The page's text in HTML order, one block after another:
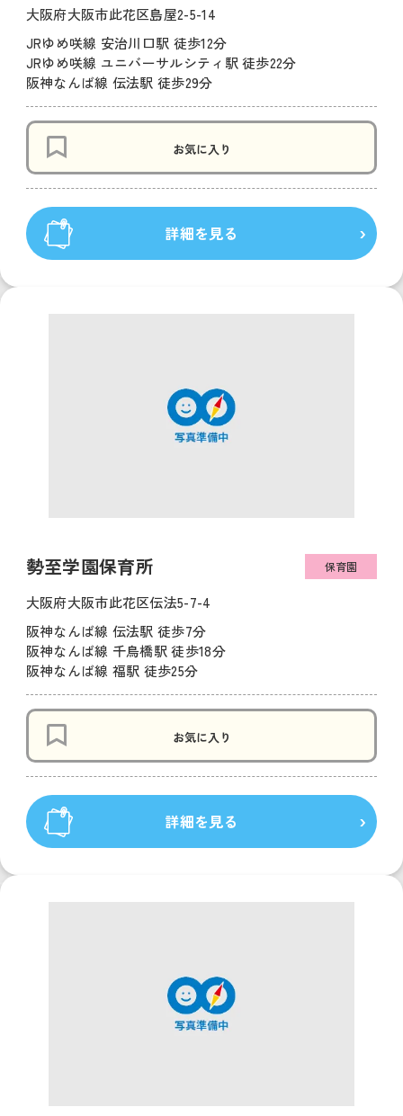
大阪府大阪市此花区島屋2-5-14
JRゆめ咲線 安治川口駅 徒歩12分
JRゆめ咲線 ユニバーサルシティ駅 徒歩22分
阪神なんば線 伝法駅 徒歩29分
お気に入り
詳細を見る
勢至学園保育所 保育園
大阪府大阪市此花区伝法5-7-4
阪神なんば線 伝法駅 徒歩7分
阪神なんば線 千鳥橋駅 徒歩18分
阪神なんば線 福駅 徒歩25分
お気に入り
詳細を見る